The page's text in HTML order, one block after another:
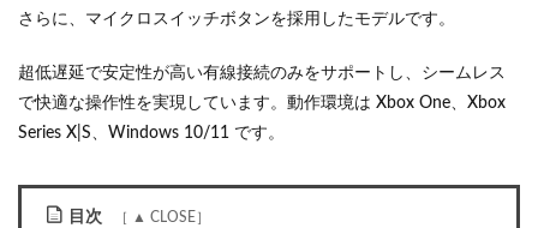
さらに、マイクロスイッチボタンを採用したモデルです。
超低遅延で安定性が高い有線接続のみをサポートし、シームレス
で快適な操作性を実現しています。動作環境は Xbox One、Xbox
Series X|S、Windows 10/11 です。
目次